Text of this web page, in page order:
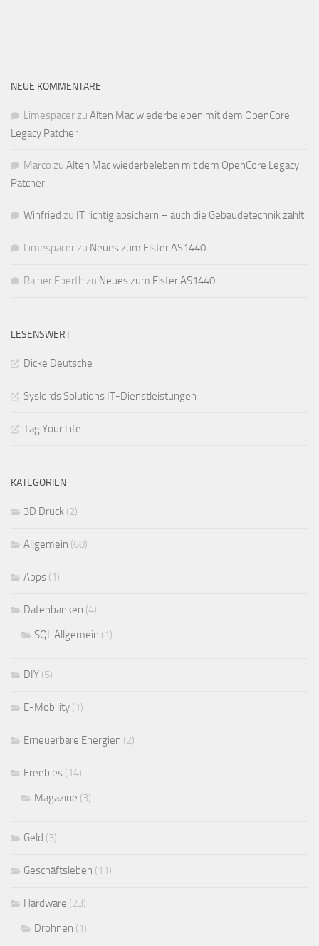
NEUE KOMMENTARE
Limespacerzu Alten Mac wiederbeleben mit dem OpenCore
Legacy Patcher
Marco zu Alten Mac wiederbeleben mit dem OpenCore Legacy
Patcher
Winfried zu IT richtig absichern – auch die Gebäudetechnik zählt
Limespacerzu Neues zum Elster AS1440
Rainer Eberth zu Neues zum Elster AS1440
LESENSWERT
Dicke Deutsche
Syslords Solutions IT-Dienstleistungen
Tag Your Life
KATEGORIEN
3D Druck (2)
Allgemein (68)
Apps (1)
Datenbanken (4)
SQL Allgemein (1)
DIY (5)
E-Mobility (1)
Erneuerbare Energien (2)
Freebies (14)
Magazine (3)
Geld (3)
Geschäftsleben (11)
Hardware (23)
Drohnen (1)